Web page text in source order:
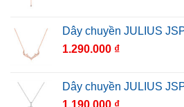
Dây chuyền JULIUS
1.290.000 ₫
Dây chuyền JULIUS
1.190.000 ₫